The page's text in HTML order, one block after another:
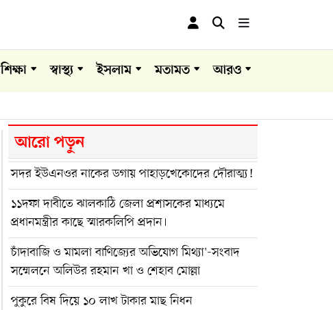
শিক্ষা স্বাস্থ্য ইসলাম মতামত আরও
আরো পড়ুন
সদর ইউএনওর নাকের ডগায় পাহাড়খেকোদের দৌরাত্ম্য!
১১দফা দাবীতে ঝালকাঠি জেলা প্রশাসকের মাধ্যমে
প্রধানমন্ত্রীর কাছে স্মারকলিপি প্রদান।
চাঁদাবাজি ও মামলা বাণিজ্যের অভিযোগ মিথ্যা'-সংবাদ
সম্মেলনে অলিউর রহমান খা ও শেহাব মোল্লা
পুকুরে বিষ দিয়ে ১০ লাখ টাকার মাছ নিধন